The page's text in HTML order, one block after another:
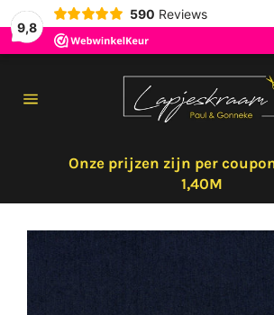
9,8
590 Reviews
Onze prijzen zijn per
1,40M